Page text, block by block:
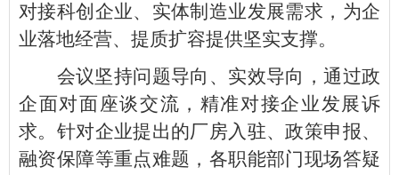
对接科创企业、实体制造业发展需求，为企
业落地经营、提质扩容提供坚实支撑。
会议坚持问题导向、实效导向，通过政
企面对面座谈交流，精准对接企业发展诉
求。针对企业提出的厂房入驻、政策申报、
融资保障等重点难题，各职能部门现场答疑